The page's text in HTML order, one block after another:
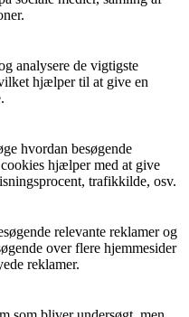
analysere de vigtigste
hjælper til at give en
hvordan besøgende
hjælper med at give
trafikkilde, osv.
relevante reklamer og
over flere hjemmesider
reklamer.